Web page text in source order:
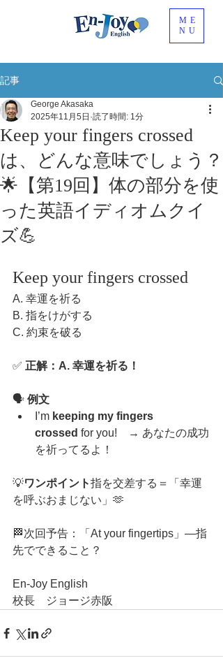
ME
NU
記事
Keep your fingers crossed
は、どんな意味でしょう？
🌟【第19回】体の部分を使
った英語イディオムクイ
ズ💪
George Akasaka
2025年11月5日 読了時間: 1分
Keep your fingers crossed
A. 幸運を祈る
B. 指をけがする
C. 約束を破る
✅ 正解：A. 幸運を祈る！
🗣️ 例文
I’m keeping my fingers
crossed for you!　→ あなたの成功
を祈ってるよ！
💡ワンポイント指を交差する＝「幸運
を呼ぶおまじない」🫶
🏁次回予告：「At your fingertips」—指
先でできること？
En-Joy English
校長　ジョージ赤阪